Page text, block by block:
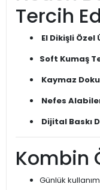
Tercih
El Dikişli
Soft Kumaş
Kaymaz Doku
Nefes
Dijital Baskı
Kombin
Günlük